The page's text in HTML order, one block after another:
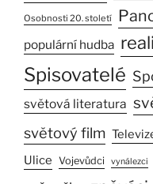
Osobnosti 20. století
populární hudba
Spisovatelé
světová literatura
světový film
Ulice Vojevůdci vynálezci